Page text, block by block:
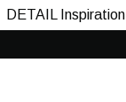
DETAIL Inspiration